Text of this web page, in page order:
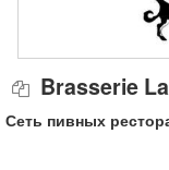
Brasserie
Сеть пивных